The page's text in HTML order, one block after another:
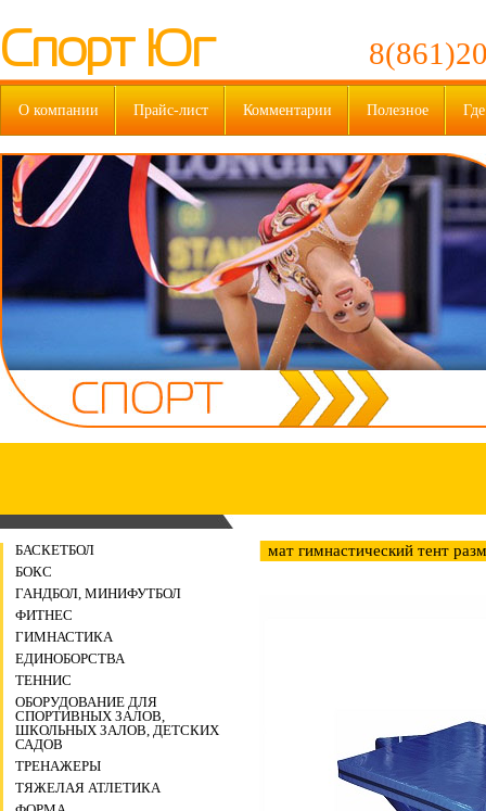
Спорт Юг
О компании Прайс-лист Комментарии Полезное
БАСКЕТБОЛ
БОКС
ГАНДБОЛ, МИНИФУТБОЛ
ФИТНЕС
ГИМНАСТИКА
ЕДИНОБОРСТВА
ТЕННИС
ОБОРУДОВАНИЕ ДЛЯ
СПОРТИВНЫХ ЗАЛОВ,
ШКОЛЬНЫХ ЗАЛОВ, ДЕТСКИХ
САДОВ
ТРЕНАЖЕРЫ
ТЯЖЕЛАЯ АТЛЕТИКА
мат гимнастический тент